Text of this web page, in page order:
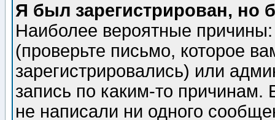
Я был зарегистрирован, но
Наиболее вероятные
(проверьте письмо, которое
зарегистрировались) или
запись по каким-то
не написали ни одного